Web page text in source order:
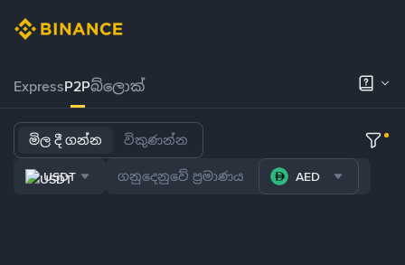
ExpressP2Pබ්ලොක්
මිල දී ගන්න විකුණන්න
USDT AED